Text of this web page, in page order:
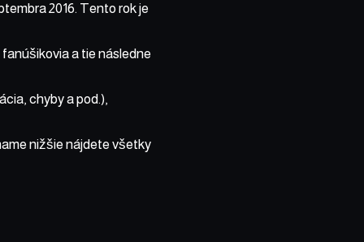
2016. Tento rok je
a tie následne
chyby a pod.),
nižšie nájdete všetky